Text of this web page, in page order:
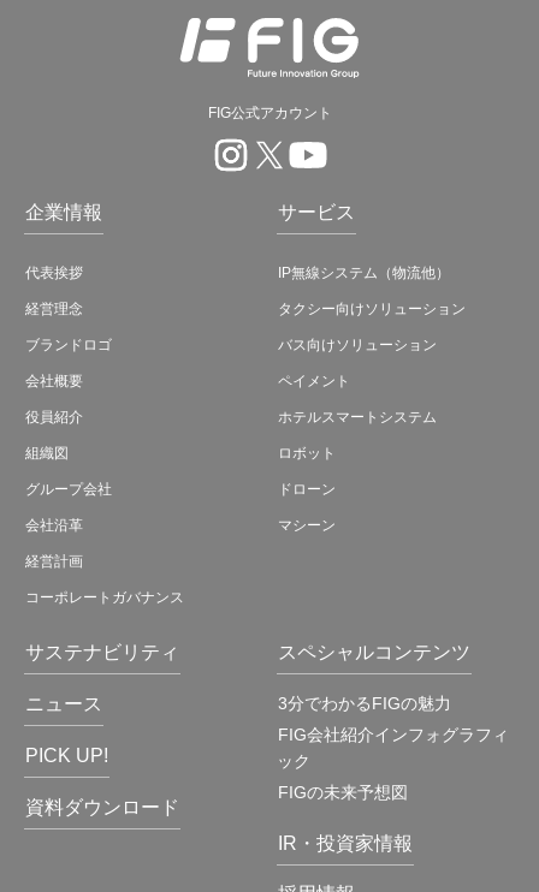
FIG公式アカウント
企業情報
代表挨拶
経営理念
ブランドロゴ
会社概要
役員紹介
組織図
グループ会社
会社沿革
経営計画
コーポレートガバナンス
サービス
IP無線システム（物流他）
タクシー向けソリューション
バス向けソリューション
ペイメント
ホテルスマートシステム
ロボット
ドローン
マシーン
サステナビリティ
ニュース
PICK UP!
資料ダウンロード
スペシャルコンテンツ
3分でわかるFIGの魅力
FIG会社紹介インフォグラフィ
ック
FIGの未来予想図
IR・投資家情報